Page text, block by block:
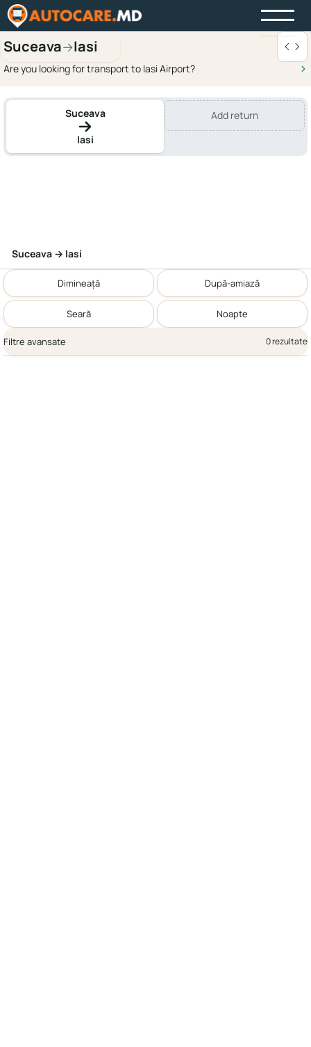
Suceava→Iasi
Are you looking for transport to Iasi Airport?
Suceava
Iasi
Add return
Suceava → Iasi
Dimineață După-amiază
Seară Noapte
Filtre avansate 0 rezultate